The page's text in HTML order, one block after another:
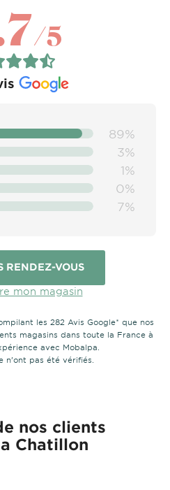
/5
89%
3%
1%
0%
7%
RENDEZ-VOUS
mon magasin
les 282 Avis Google* que nos
magasins dans toute la France à
avec Mobalpa.
n’ont pas été vérifiés.
nos clients
Chatillon